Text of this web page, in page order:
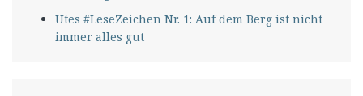
Utes #LeseZeichen Nr. 1: Auf dem Berg ist nicht
immer alles gut